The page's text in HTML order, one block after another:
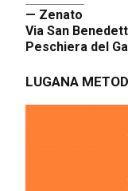
— Zenato
Via San
Peschiera del
LUGANA